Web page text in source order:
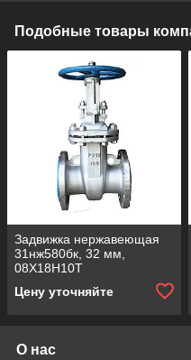
Подобные товары
Задвижка нержавеющая
31нж580бк, 32 мм,
08Х18Н10Т
Цену уточняйте
О нас